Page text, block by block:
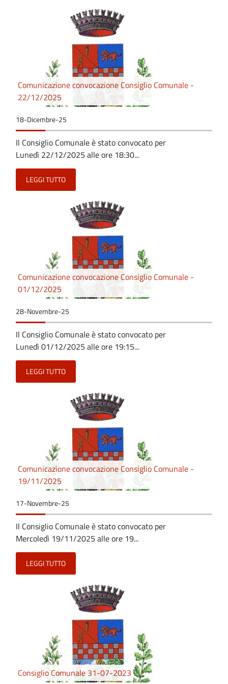
Comunicazione convocazione Consiglio Comunale -
22/12/2025
18-Dicembre-25
Il Consiglio Comunale è stato convocato per
Lunedì 22/12/2025 alle ore 18:30...
LEGGI TUTTO
Comunicazione convocazione Consiglio Comunale -
01/12/2025
28-Novembre-25
Il Consiglio Comunale è stato convocato per
Lunedì 01/12/2025 alle ore 19:15...
LEGGI TUTTO
Comunicazione convocazione Consiglio Comunale -
19/11/2025
17-Novembre-25
Il Consiglio Comunale è stato convocato per
Mercoledì 19/11/2025 alle ore 19...
LEGGI TUTTO
Consiglio Comunale 31-07-2023